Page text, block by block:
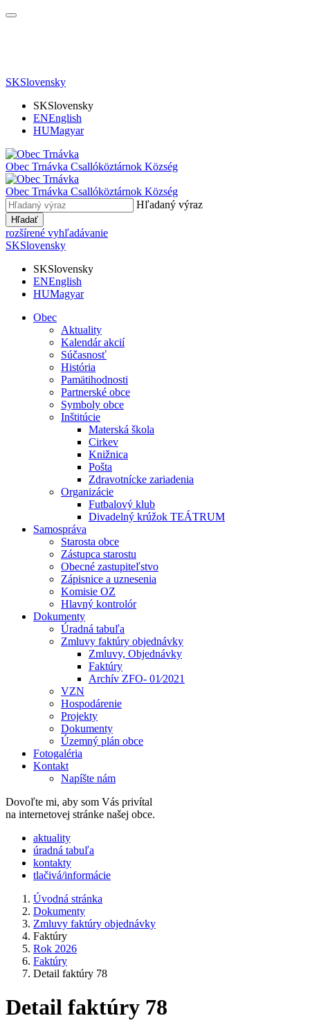
SKSlovensky
SKSlovensky
ENEnglish
HUMagyar
Obec Trnávka Csallóköztárnok Község
Obec Trnávka Csallóköztárnok Község
Hľadaný výraz
Hľadať
rozšírené vyhľadávanie
SKSlovensky
SKSlovensky
ENEnglish
HUMagyar
Obec
Aktuality
Kalendár akcií
Súčasnosť
História
Pamätihodnosti
Partnerské obce
Symboly obce
Inštitúcie
Materská škola
Cirkev
Knižnica
Pošta
Zdravotnícke zariadenia
Organizácie
Futbalový klub
Divadelný krúžok TEÁTRUM
Samospráva
Starosta obce
Zástupca starostu
Obecné zastupiteľstvo
Zápisnice a uznesenia
Komisie OZ
Hlavný kontrolór
Dokumenty
Úradná tabuľa
Zmluvy faktúry objednávky
Zmluvy, Objednávky
Faktúry
Archív ZFO- 01⁄2021
VZN
Hospodárenie
Projekty
Dokumenty
Územný plán obce
Fotogaléria
Kontakt
Napíšte nám
Dovoľte mi, aby som Vás privítal
na internetovej stránke našej obce.
​​aktuality
úradná tabuľa
kontakty
tlačivá/informácie
Úvodná stránka
Dokumenty
Zmluvy faktúry objednávky
Faktúry
Rok 2026
Faktúry
Detail faktúry 78
Detail faktúry 78